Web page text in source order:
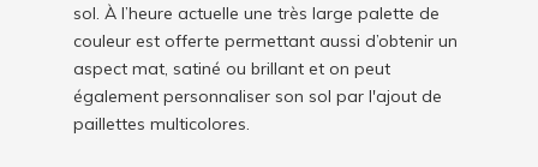
sol. À l’heure actuelle une très large palette de
couleur est offerte permettant aussi d’obtenir un
aspect mat, satiné ou brillant et on peut
également personnaliser son sol par l'ajout de
paillettes multicolores.